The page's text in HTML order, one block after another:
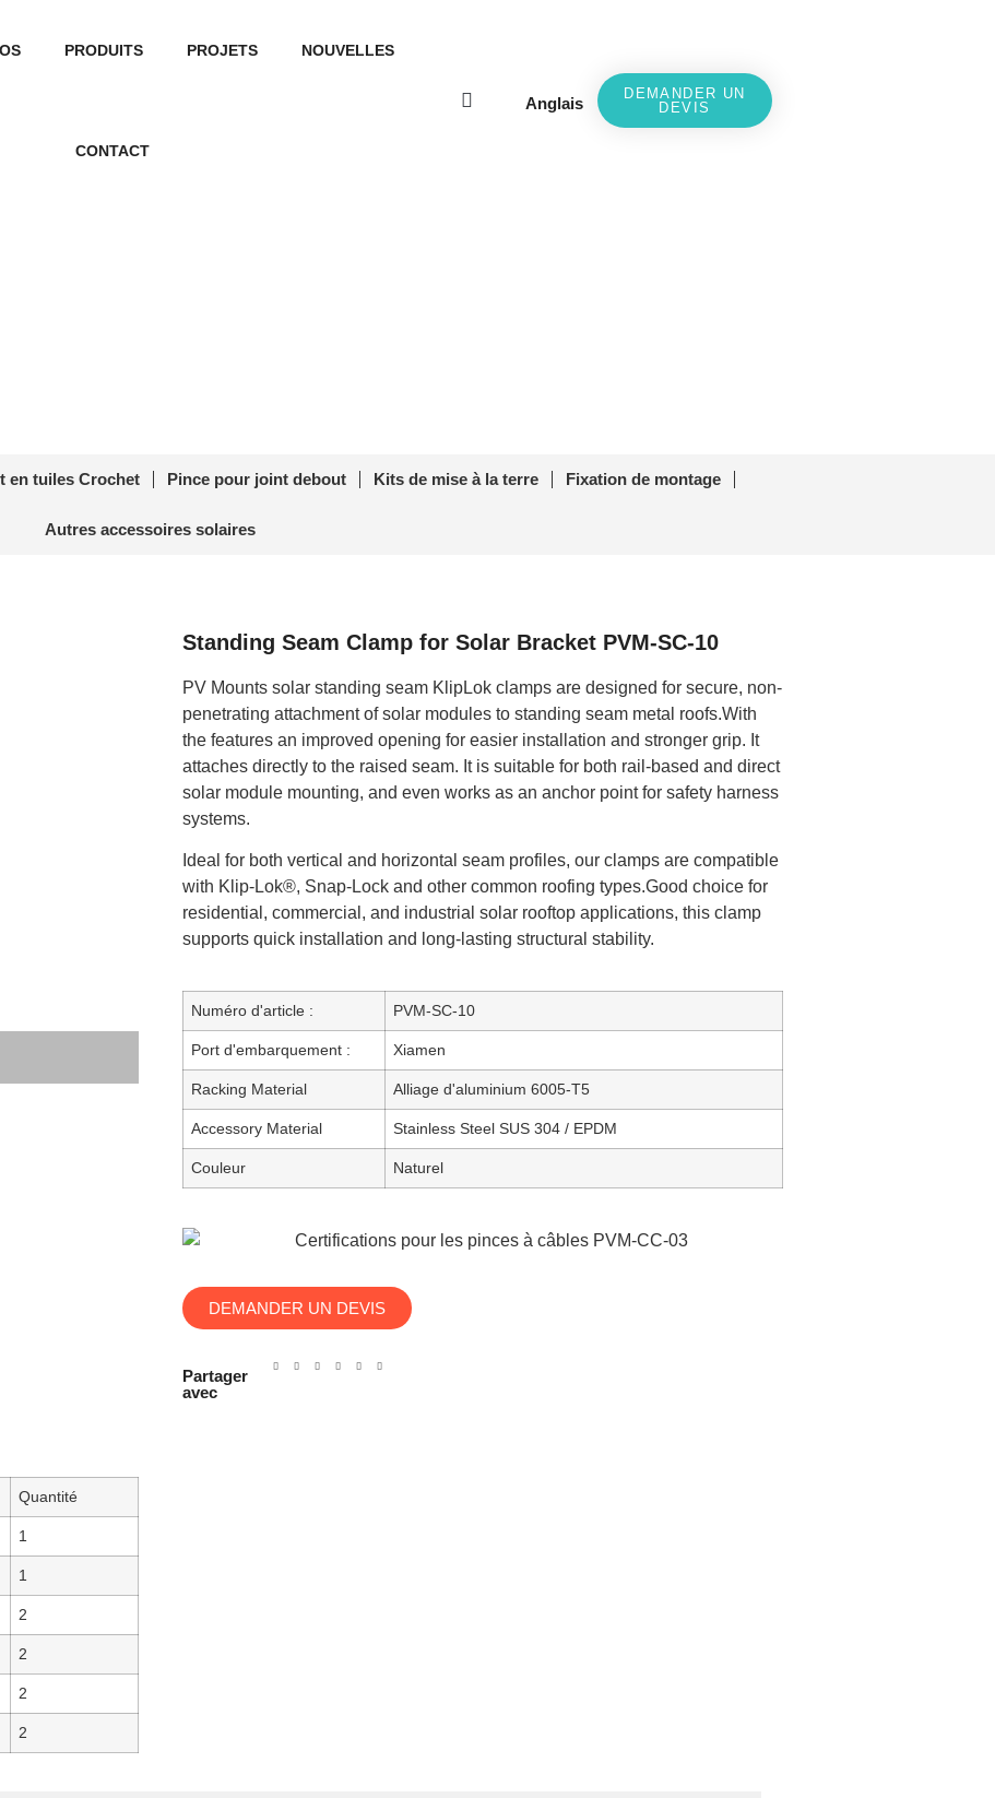
PRODUITS PROJETS NOUVELLES
CONTACT
Anglais
DEMANDER UN
DEVIS
en tuiles Crochet Pince pour joint debout Kits de mise à la terre Fixation de montage
Autres accessoires solaires
Standing Seam Clamp for Solar Bracket PVM-SC-10
PV Mounts solar standing seam KlipLok clamps are designed for secure, non-
penetrating attachment of solar modules to standing seam metal roofs.With
the features an improved opening for easier installation and stronger grip. It
attaches directly to the raised seam. It is suitable for both rail-based and direct
solar module mounting, and even works as an anchor point for safety harness
systems.
Ideal for both vertical and horizontal seam profiles, our clamps are compatible
with Klip-Lok®, Snap-Lock and other common roofing types.Good choice for
residential, commercial, and industrial solar rooftop applications, this clamp
supports quick installation and long-lasting structural stability.
Numéro d'article : PVM-SC-10
Port d'embarquement : Xiamen
Racking Material Alliage d'aluminium 6005-T5
Accessory Material Stainless Steel SUS 304 / EPDM
Couleur Naturel
DEMANDER UN DEVIS
Partager
avec
Quantité
1
1
2
2
2
2